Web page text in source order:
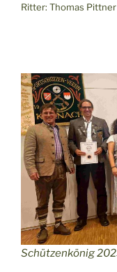
Ritter: Thomas Pittner
Schützenkönig